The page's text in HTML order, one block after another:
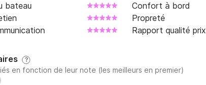
bateau
Confort à bord
Propreté
Rapport qualité prix
?
en fonction de leur note (les meilleurs en premier)